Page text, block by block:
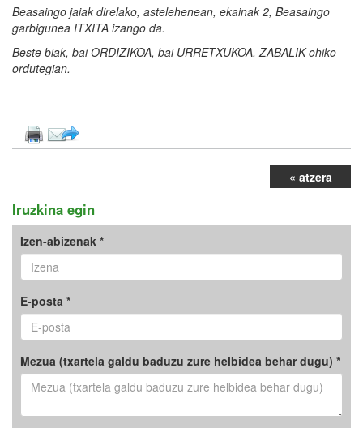
Beasaingo jaiak direlako, astelehenean, ekainak 2, Beasaingo
garbigunea ITXITA izango da.
Beste biak, bai ORDIZIKOA, bai URRETXUKOA, ZABALIK ohiko
ordutegian.
« atzera
Iruzkina egin
Izen-abizenak *
E-posta *
Mezua (txartela galdu baduzu zure helbidea behar dugu) *